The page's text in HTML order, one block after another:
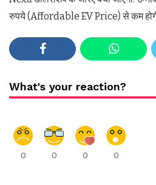
रुपये (Affordable EV Price) से कम
What's your reaction?
0 0 0 0